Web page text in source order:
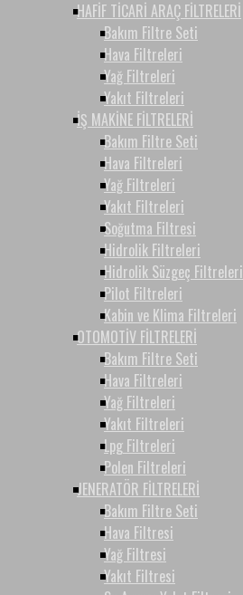
HAFİF TİCARİ ARAÇ FİLTRELERİ
Bakım Filtre Seti
Hava Filtreleri
Yağ Filtreleri
Yakıt Filtreleri
İŞ MAKİNE FİLTRELERİ
Bakım Filtre Seti
Hava Filtreleri
Yağ Filtreleri
Yakıt Filtreleri
Soğutma Filtresi
Hidrolik Filtreleri
Hidrolik Süzgeç Filtreleri
Pilot Filtreleri
Kabin ve Klima Filtreleri
OTOMOTİV FİLTRELERİ
Bakım Filtre Seti
Hava Filtreleri
Yağ Filtreleri
Yakıt Filtreleri
Lpg Filtreleri
Polen Filtreleri
JENERATÖR FİLTRELERİ
Bakım Filtre Seti
Hava Filtresi
Yağ Filtresi
Yakıt Filtresi